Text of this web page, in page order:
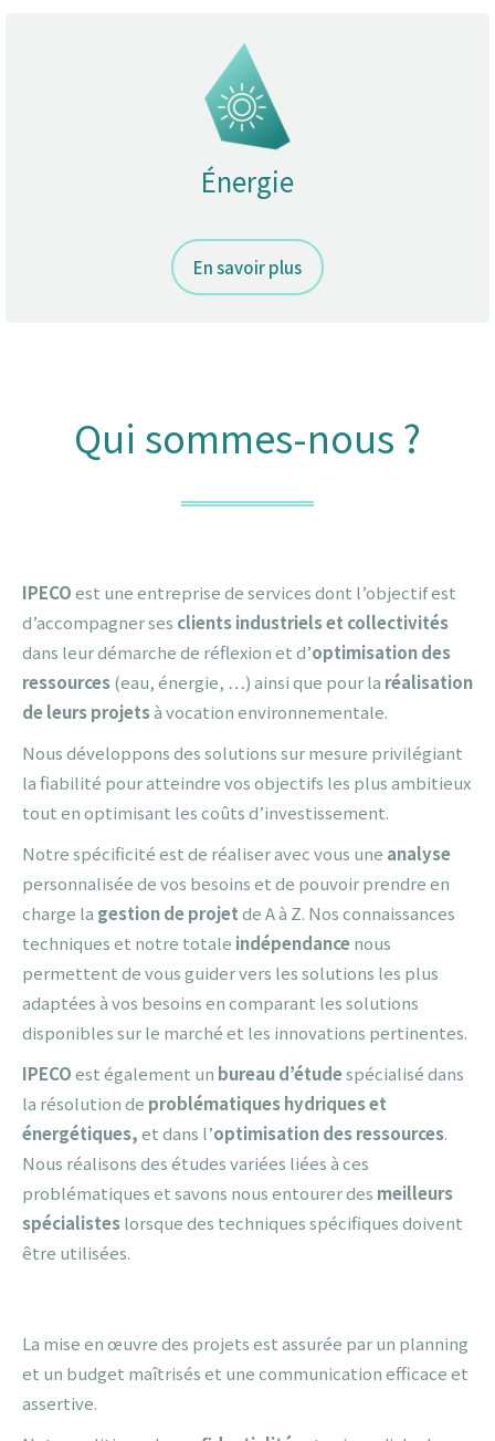
Énergie
En savoir plus
Qui sommes-nous ?
IPECOest une entreprise de services dont l’objectif est
d’accompagner ses clients industriels et collectivités
dans leur démarche de réflexion et d’optimisation des
ressources(eau, énergie, …) ainsi que pour la réalisation
de leurs projetsà vocation environnementale.
Nous développons des solutions sur mesure privilégiant
la fiabilité pour atteindre vos objectifs les plus ambitieux
tout en optimisant les coûts d’investissement.
Notre spécificité est de réaliser avec vous une analyse
personnalisée de vos besoins et de pouvoir prendre en
charge la gestion de projetde A à Z. Nos connaissances
techniques et notre totale indépendancenous
permettent de vous guider vers les solutions les plus
adaptées à vos besoins en comparant les solutions
disponibles sur le marché et les innovations pertinentes.
IPECOest également un bureau d’étudespécialisé dans
la résolution de problématiques hydriques et
énergétiques,et dans l’optimisation des ressources.
Nous réalisons des études variées liées à ces
problématiques et savons nous entourer des meilleurs
spécialisteslorsque des techniques spécifiques doivent
être utilisées.
La mise en œuvre des projets est assurée par un planning
et un budget maîtrisés et une communication efficace et
assertive.